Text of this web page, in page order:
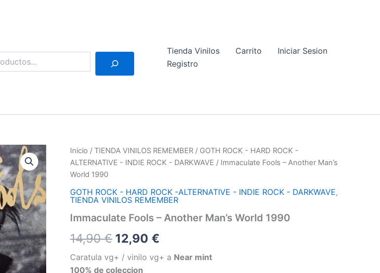
Tienda Vinilos Carrito
Iniciar Sesion
Registro
Inicio / TIENDA VINILOS REMEMBER / GOTH ROCK - HARD ROCK -
ALTERNATIVE - INDIE ROCK - DARKWAVE / Immaculate Fools – Another Man’s
World 1990
GOTH ROCK - HARD ROCK -ALTERNATIVE - INDIE ROCK - DARKWAVE,
TIENDA VINILOS REMEMBER
Immaculate Fools – Another Man’s World 1990
14,90€ El
precio
12,90 €
precio
Caratula vg+ / vinilo vg+ a Near mint
100% de coleccion